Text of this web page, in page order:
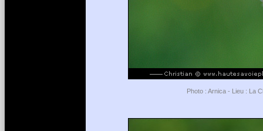
Photo : Arnica - Lieu : La